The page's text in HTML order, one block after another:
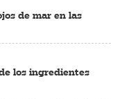
de mar en las
los ingredientes